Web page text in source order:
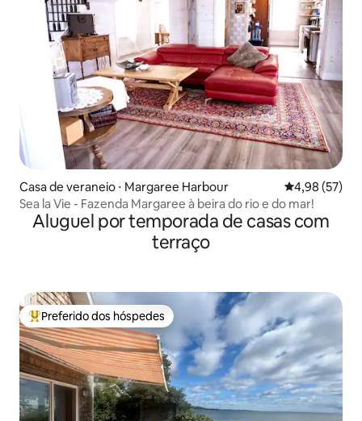
Casa de veraneio ⋅ Margaree Harbour 4,98 de uma
4,98 (57)
Sea la Vie - Fazenda Margaree à beira do rio e do mar!
Aluguel por temporada de casas com
terraço
Entre os melhores preferidos dos hóspedes
Preferido dos hóspedes